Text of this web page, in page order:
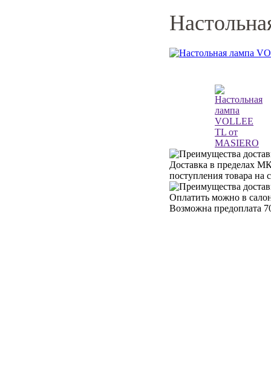
Доставка в пределах
поступления товара на
Оплатить можно в
Возможна предоплата